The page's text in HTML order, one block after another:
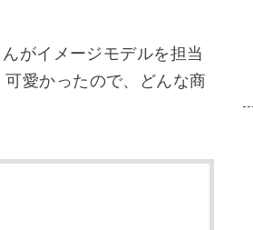
がイメージモデルを担当
愛かったので、どんな商